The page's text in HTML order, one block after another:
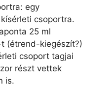
egy
csoportra.
25 ml
(étrend-kiegészít?)
csoport tagjai
részt vettek
is.